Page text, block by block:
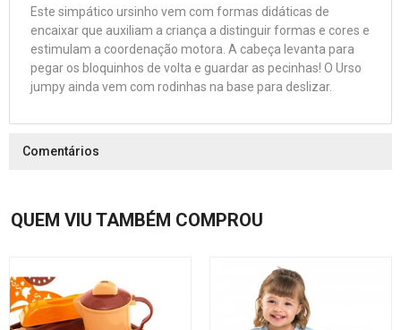
Este simpático ursinho vem com formas didáticas de
encaixar que auxiliam a criança a distinguir formas e cores e
estimulam a coordenação motora. A cabeça levanta para
pegar os bloquinhos de volta e guardar as pecinhas! O Urso
jumpy ainda vem com rodinhas na base para deslizar.
Comentários
QUEM VIU TAMBÉM COMPROU